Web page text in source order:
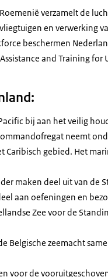
verzamelt de
en verwerking
beschermen
and Training
bij aan het veilig
neemt
Caribisch gebied. Het
maken deel uit van
aan oefeningen en
Zee voor de
Belgische zeemacht
voor de